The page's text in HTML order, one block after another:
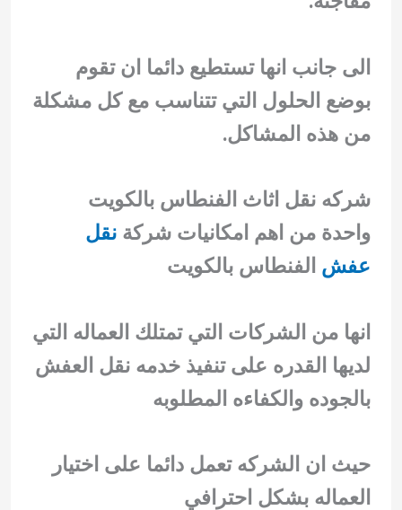
الى جانب انها تستطيع دائما ان تقوم
بوضع الحلول التي تتناسب مع كل مشكلة
من هذه المشاكل.
شركه نقل اثاث الفنطاس بالكويت
واحدة من اهم امكانيات شركةنقل
عفش الفنطاس بالكويت
انها من الشركات التي تمتلك العماله التي
لديها القدره على تنفيذ خدمه نقل العفش
بالجوده والكفاءه المطلوبه
حيث ان الشركه تعمل دائما على اختيار
العماله بشكل احترافي